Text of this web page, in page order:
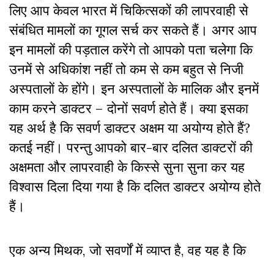
लिए आप केवल भारत में चिकित्सकों की लापरवाही से
संबंधित मामलों का गूगल सर्च कर सकते हैं। अगर आप
इन मामलों की पड़ताल करेंगे तो आपको पता चलेगा कि
उनमें से अधिकांश नहीं तो कम से कम बहुत से निजी
अस्पतालों के होंगे। इन अस्पतालों के मालिक और इनमें
काम करने डाक्टर – दोनों सवर्ण होते हैं। क्या इसका
यह अर्थ है कि सवर्ण डाक्टर अक्षम या अयोग्य होते हैं?
कतई नहीं। परन्तु आपको बार-बार दलित डाक्टरों की
अक्षमता और लापरवाही के किस्से सुना सुना कर यह
विश्वास दिला दिया गया है कि दलित डाक्टर अयोग्य होते
हैं।
एक अन्य मिथक, जो सवर्णों में व्याप्त है, वह यह है कि